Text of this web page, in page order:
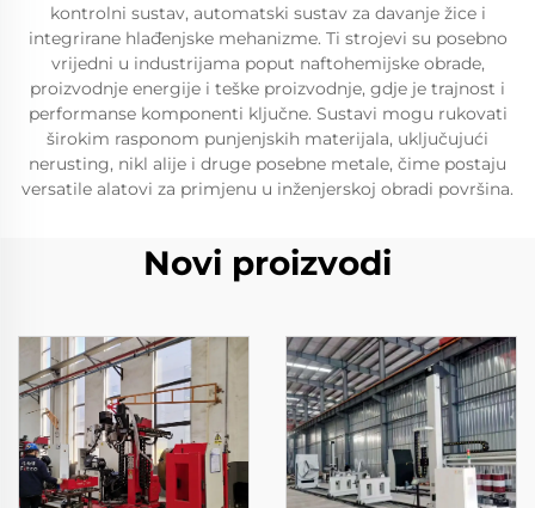
kontrolni sustav, automatski sustav za davanje žice i
integrirane hlađenjske mehanizme. Ti strojevi su posebno
vrijedni u industrijama poput naftohemijske obrade,
proizvodnje energije i teške proizvodnje, gdje je trajnost i
performanse komponenti ključne. Sustavi mogu rukovati
širokim rasponom punjenjskih materijala, uključujući
nerusting, nikl alije i druge posebne metale, čime postaju
versatile alatovi za primjenu u inženjerskoj obradi površina.
Novi proizvodi